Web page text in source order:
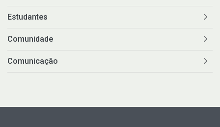
Estudantes
Comunidade
Comunicação